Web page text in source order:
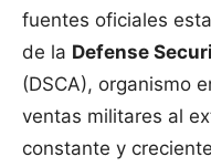
fuentes oficiales
de la Defense
(DSCA), organismo
ventas militares al
constante y